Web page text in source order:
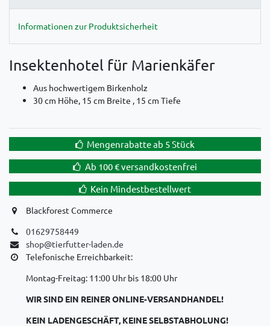
Informationen zur Produktsicherheit
Insektenhotel für Marienkäfer
Aus hochwertigem Birkenholz
30 cm Höhe, 15 cm Breite , 15 cm Tiefe
Mengenrabatte ab 5 Stück
Ab 100 € versandkostenfrei
Kein Mindestbestellwert
Blackforest Commerce
01629758449
shop@tierfutter-laden.de
Telefonische Erreichbarkeit:
Montag-Freitag: 11:00 Uhr bis 18:00 Uhr
WIR SIND EIN REINER ONLINE-VERSANDHANDEL!
KEIN LADENGESCHÄFT, KEINE SELBSTABHOLUNG!